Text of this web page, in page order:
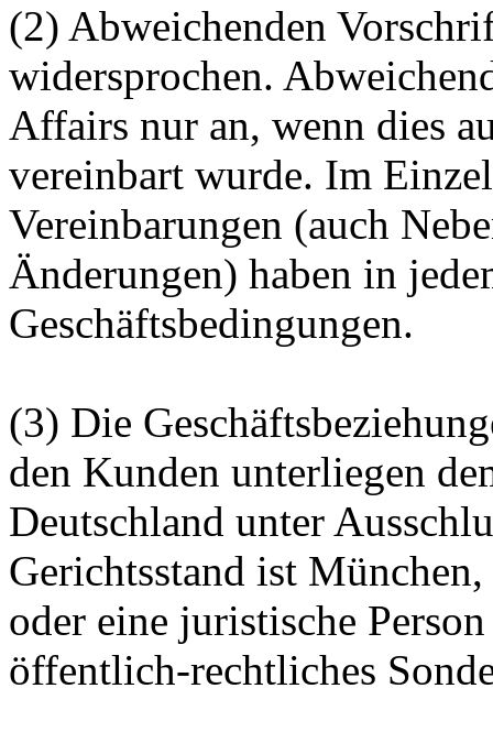
(2) Abweichenden
widersprochen.
Affairs nur an, wenn dies
vereinbart wurde. Im
Vereinbarungen (auch
Änderungen) haben in
Geschäftsbedingungen.
(3) Die
den Kunden unterliegen
Deutschland unter
Gerichtsstand ist
oder eine juristische
öffentlich-rechtliches